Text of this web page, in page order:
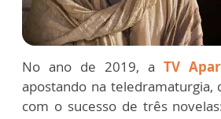
No ano de 2019, a TV
apostando na teledramaturgia,
com o sucesso de três